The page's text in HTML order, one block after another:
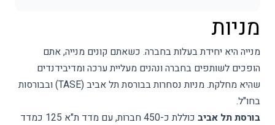
מניות
מנייה היא יחידת בעלות בחברה. כשאתם קונים מנייה, אתם
הופכים לשותפים בחברה ונהנים מעליית ערכה ומדיבידנדים
שהיא מחלקת. מניות נסחרות בבורסת תל אביב (TASE) ובבורסות
בחו"ל.
בורסת תל אביב
כוללת כ-450 חברות, עם מדד ת"א 125 כמדד